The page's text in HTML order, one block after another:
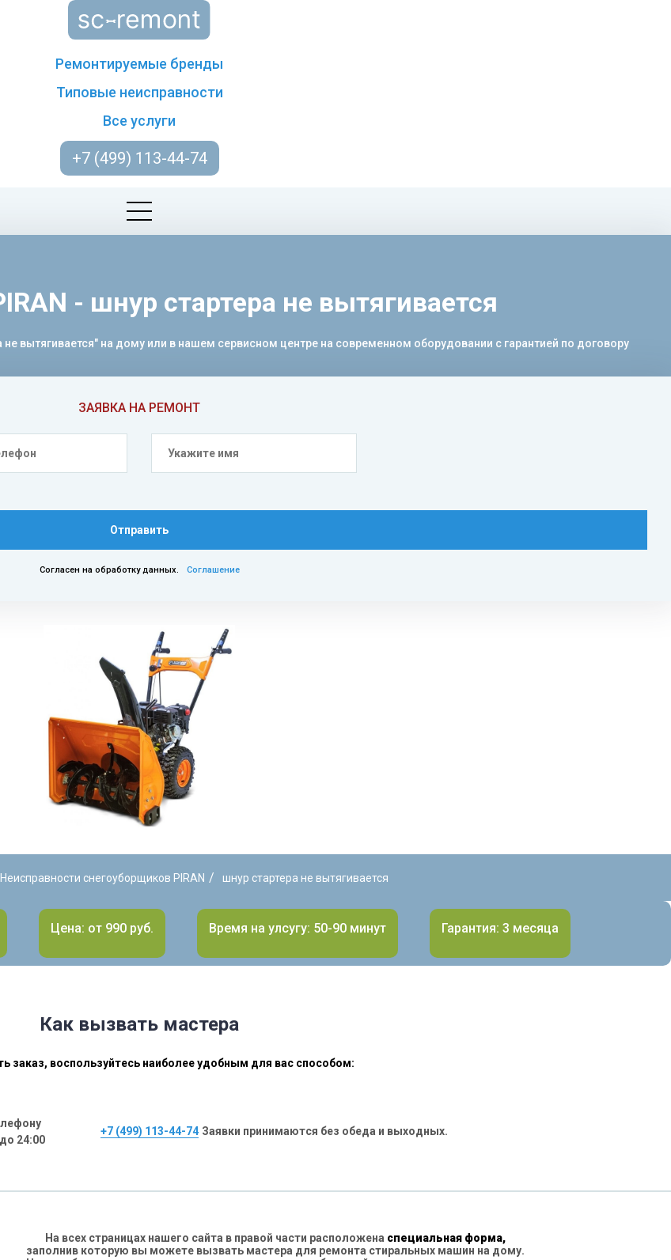
Ремонтируемые бренды
Типовые неисправности
Все услуги
+7 (499) 113-44-74
ЗАЯВКА НА РЕМОНТ
Отправить
Согласен на обработку данных. Соглашение
- шнур стартера не вытягивается
вытягивается" на дому или в нашем сервисном центре на современном оборудовании с гарантией по договору
Неисправности снегоуборщиков PIRAN / шнур стартера не вытягивается
Цена: от 990 руб. Время на улсугу: 50-90 минут Гарантия: 3 месяца
Как вызвать мастера
заказ, воспользуйтесь наиболее удобным для вас способом:
24:00
+7 (499) 113-44-74 Заявки принимаются без обеда и выходных.
На всех страницах нашего сайта в правой части расположена специальная форма,
заполнив которую вы можете вызвать мастера для ремонта стиральных машин на дому.